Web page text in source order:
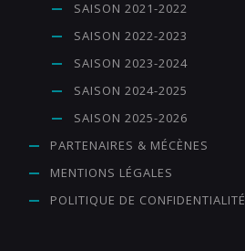
SAISON 2021-2022
SAISON 2022-2023
SAISON 2023-2024
SAISON 2024-2025
SAISON 2025-2026
PARTENAIRES & MÉCÈNES
MENTIONS LÉGALES
POLITIQUE DE CONFIDENTIALITÉ